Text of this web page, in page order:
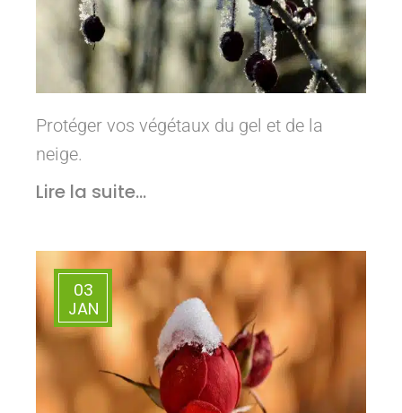
Protéger vos végétaux du gel et de la
neige.
Lire la suite...
03
JAN